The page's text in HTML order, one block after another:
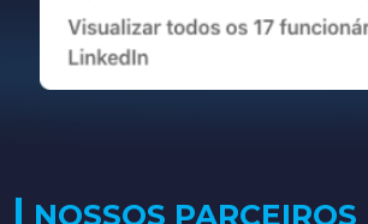
NOSSOS PARCEIROS